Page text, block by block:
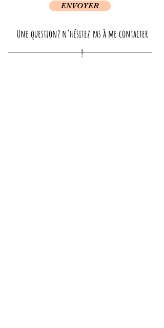
ENVOYER
Une question? n'hésitez pas à me contacter
!